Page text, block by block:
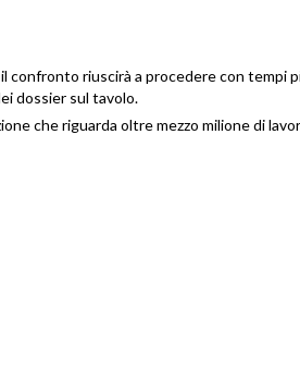
riuscirà a procedere con tempi
dossier sul tavolo.
che riguarda oltre mezzo milione di